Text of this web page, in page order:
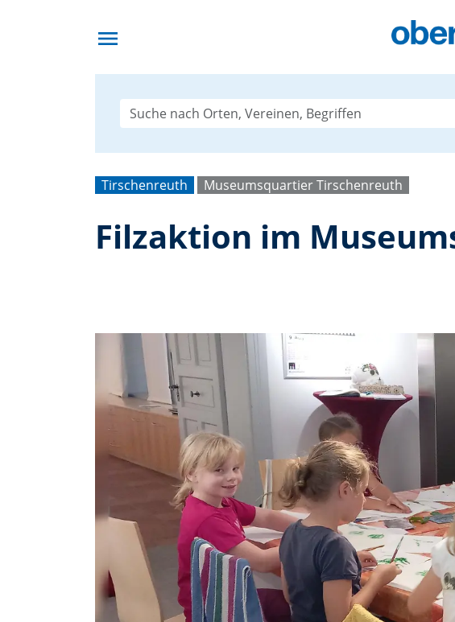
menu
Tirschenreuth Museumsquartier Tirschenreuth
Filzaktion im